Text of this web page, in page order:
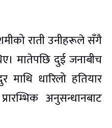
राती उनीहरूले सँगै
मातेपछि दुई जनाबीच
माथि धारिलो हतियार
अनुसन्धानबाट